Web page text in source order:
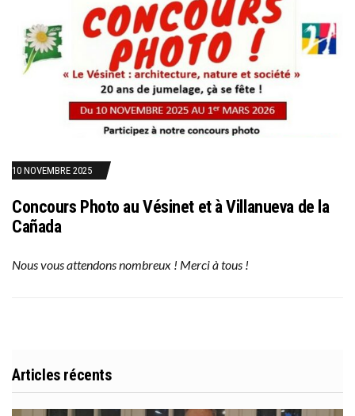
10 NOVEMBRE 2025
Concours Photo au Vésinet et à Villanueva de la
Cañada
Nous vous attendons nombreux ! Merci à tous !
Articles récents